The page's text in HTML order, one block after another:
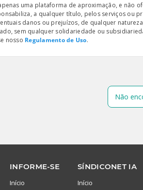
uma plataforma de aproximação, e não
a qualquer título, pelos serviços ou
danos ou prejuízos, de qualquer
sem qualquer solidariedade ou
nosso Regulamento de Uso.
Não
INFORME-SE
Início
SÍNDICONET IA
Início